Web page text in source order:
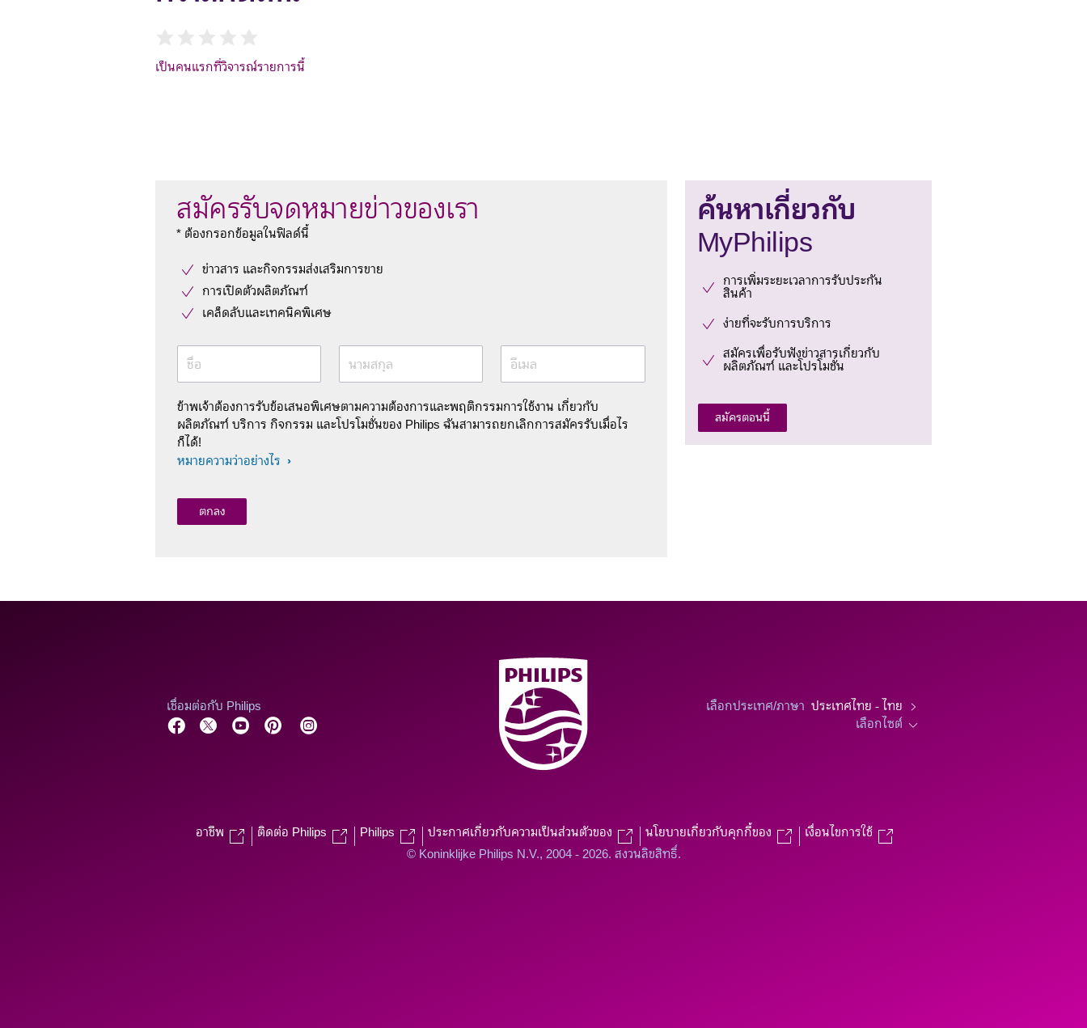
เป็นคนแรกที่วิจารณ์รายการนี้
สมัครรับจดหมายข่าวของเรา
* ต้องกรอกข้อมูลในฟิลด์นี้
ข่าวสาร และกิจกรรมส่งเสริมการขาย
การเปิดตัวผลิตภัณฑ์
เคล็ดลับและเทคนิคพิเศษ
ชื่อ นามสกุล อีเมล
ข้าพเจ้าต้องการรับข้อเสนอพิเศษตามความต้องการและพฤติกรรมการใช้งาน เกี่ยวกับ
ผลิตภัณฑ์ บริการ กิจกรรม และโปรโมชั่นของ Philips ฉันสามารถยกเลิกการสมัครรับเมื่อไร
ก็ได้!
หมายความว่าอย่างไร
ค้นหาเกี่ยวกับ
MyPhilips
การเพิ่มระยะเวลาการรับประกัน
สินค้า
ง่ายที่จะรับการบริการ
สมัครเพื่อรับฟังข่าวสารเกี่ยวกับ
ผลิตภัณฑ์ และโปรโมชั่น
สมัครตอนนี้
เชื่อมต่อกับ Philips เลือกประเทศ/ภาษา ประเทศไทย - ไทย
เลือกไซต์
อาชีพ ติดต่อ Philips Philips ประกาศเกี่ยวกับความเป็นส่วนตัวของ นโยบายเกี่ยวกับคุกกี้ของ
เงื่อนไขการใช้
© Koninklijke Philips N.V., 2004 - 2026. สงวนลิขสิทธิ์.